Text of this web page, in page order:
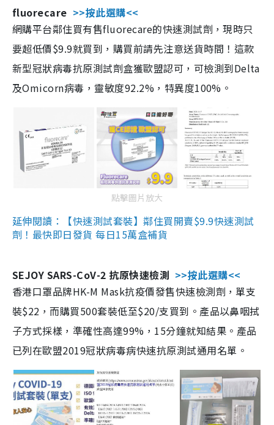
fluorecare >>按此選購<<
網購平台鄰住買有售fluorecare的快速測試劑，現時只
要超低價$9.9就買到，購買前請先注意送貨時間！這款
新型冠狀病毒抗原測試劑盒獲歐盟認可，可檢測到Delta
及Omicorn病毒，靈敏度92.2%，特異度100%。
點擊圖片放大
延伸閱讀：【快速測試套裝】鄰住買開賣$9.9快速測試
劑！最快即日發貨 每日15萬盒補貨
SEJOY SARS-CoV-2 抗原快速檢測 >>按此選購<<
香港口罩品牌HK-M Mask抗疫價發售快速檢測劑，單支
裝$22，而購買500套裝低至$20/支買到。產品以鼻咽拭
子方式採樣，準確性高達99%，15分鐘就知結果。產品
已列在歐盟2019冠狀病毒病快速抗原測試通用名單。